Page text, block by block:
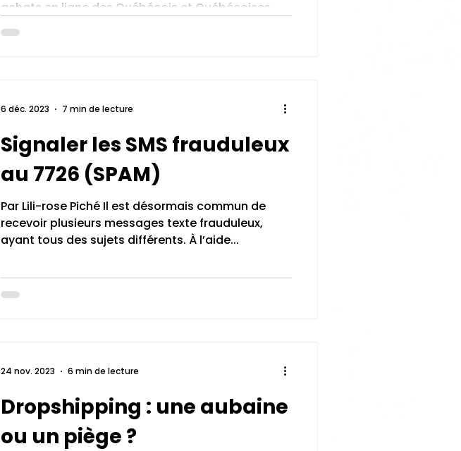
achats en ligne des Québécois et Québécoises...
Signaler les SMS frauduleux
au 7726 (SPAM)
Par Lili-rose Piché Il est désormais commun de
recevoir plusieurs messages texte frauduleux,
ayant tous des sujets différents. À l’aide...
6 déc. 2023 7 min de lecture
Dropshipping : une aubaine
ou un piège ?
24 nov. 2023 6 min de lecture